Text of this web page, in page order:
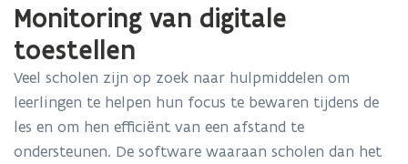
bevindt
zich
op:
Monitoring
digitale
toestellen
Monitoring van digitale
toestellen
Veel scholen zijn op zoek naar hulpmiddelen om
leerlingen te helpen hun focus te bewaren tijdens de
les en om hen efficiënt van een afstand te
ondersteunen. De software waaraan scholen dan het